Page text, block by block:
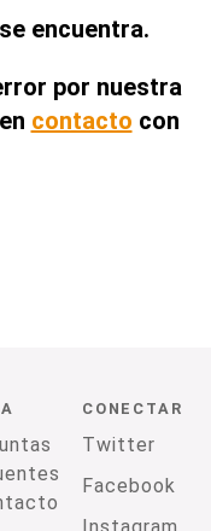
encuentra.
por nuestra
contacto con
CONECTAR
Twitter
Facebook